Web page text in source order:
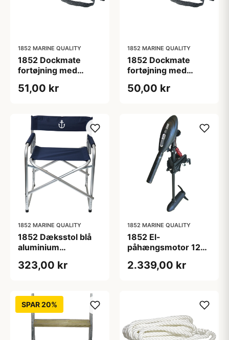
1852 MARINE QUALITY
1852 Dockmate
fortøjning med
161 cm
51,00 kr
1852 MARINE QUALITY
1852 Dockmate
fortøjning med
227 cm
50,00 kr
1852 MARINE QUALITY
1852 Dæksstol blå
aluminium
cm
323,00 kr
1852 MARINE QUALITY
1852 El-
påhængsmotor 12V,
2.339,00 kr
SPAR 20%